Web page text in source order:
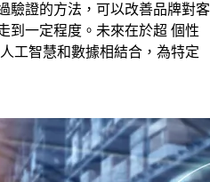
驗證的方法，可以改善品牌對客
到一定程度。未來在於超 個性
工智慧和數據相結合，為特定